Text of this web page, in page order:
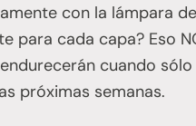
con la lámpara
para cada capa? Eso
cuando
próximas semanas.